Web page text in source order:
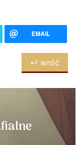
EMAIL
↵ wróć